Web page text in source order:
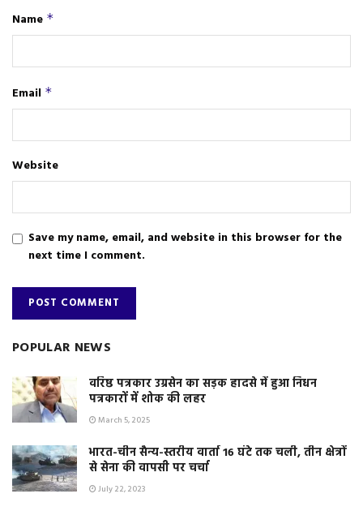
Name *
Email *
Website
Save my name, email, and website in this browser for the
next time I comment.
POPULAR NEWS
वरिष्ठ पत्रकार उग्रसेन का सड़क हादसे में हुआ निधन
पत्रकारों में शोक की लहर
March 5, 2025
भारत-चीन सैन्य-स्तरीय वार्ता 16 घंटे तक चली, तीन क्षेत्रों
से सेना की वापसी पर चर्चा
July 22, 2023